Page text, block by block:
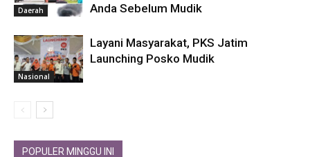
Daerah
Anda Sebelum Mudik
Nasional
Layani Masyarakat, PKS Jatim
Launching Posko Mudik
POPULER MINGGU INI